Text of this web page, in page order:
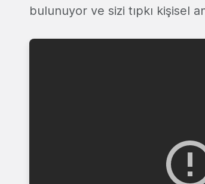
bulunuyor ve sizi tıpkı kişisel